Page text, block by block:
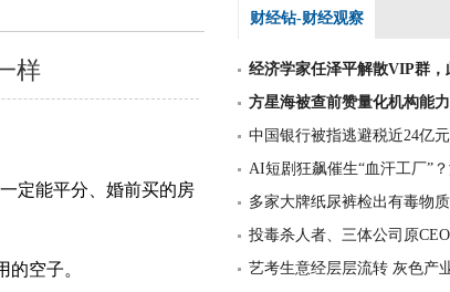
样
定能平分、婚前买的房
空子。
财经钻-财经观察
经济学家任泽平解散VIP群，
方星海被查前赞量化机构能
中国银行被指逃避税近24亿
AI短剧狂飙催生“血汗工厂”
多家大牌纸尿裤检出有毒物
投毒杀人者、三体公司原
艺考生意经层层流转 灰色产